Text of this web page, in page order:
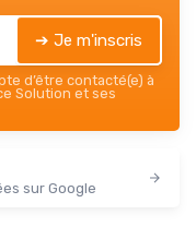
➔ Je m'inscris
d’être contacté(e) à
Solution et ses
sur Google